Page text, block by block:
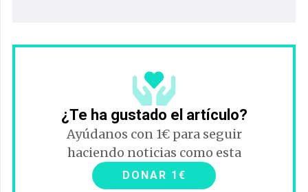
¿Te ha gustado el artículo?
Ayúdanos con 1€ para seguir
haciendo noticias como esta
DONAR 1€